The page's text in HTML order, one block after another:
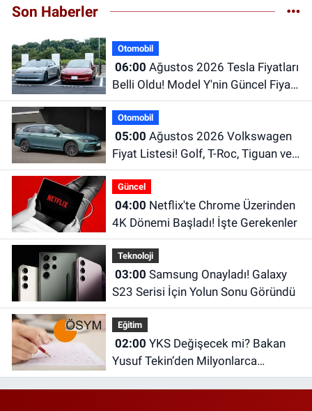
Son Haberler
Otomobil
06:00
Belli Oldu! Model Y'nin Güncel Fiyatı
Dikkat Çekiyor
Otomobil
05:00
Fiyat Listesi! Golf, T-Roc, Tiguan ve
Passat Fiyatları
Güncel
04:00
4K Dönemi Başladı! İşte Gerekenler
Teknoloji
03:00
S23 Serisi İçin Yolun Sonu Göründü
Eğitim
02:00
Yusuf Tekin’den Milyonlarca
Öğrenciyi İlgilendiren Açıklama